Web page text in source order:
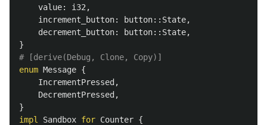
value: i32 ,
increment_button: button:: State,
decrement_button: button:: State,
}
# [derive(Debug, Clone, Copy)]
enum Message {
IncrementPressed ,
DecrementPressed ,
}
impl
Sandbox for Counter {